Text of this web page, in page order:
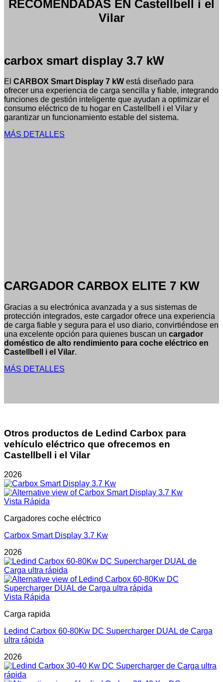
RECOMENDADAS EN Castellbell i el
Vilar
carbox smart display 3.7 kW
El CARBOX Smart Display 7 kW está diseñado para
ofrecer una experiencia de carga sencilla y fiable, integrando
funciones de gestión inteligente que ayudan a optimizar el
consumo eléctrico de tu hogar en Castellbell i el Vilar y
garantizar un funcionamiento estable del sistema.
MÁS DETALLES
CARGADOR CARBOX ELITE 7 KW
Gracias a su electrónica avanzada y a sus sistemas de
protección integrados, este cargador ofrece una experiencia
de carga fiable y segura para el uso diario, convirtiéndose en
una excelente opción para quienes buscan un cargador
doméstico de alto rendimiento para coche eléctrico en
Castellbell i el Vilar.
MÁS DETALLES
Otros productos de Ledind Carbox para
vehículo eléctrico que ofrecemos en
Castellbell i el Vilar
2026
Vista Rápida
Cargadores coche eléctrico
Carbox Smart Display 3.7 Kw
2026
Vista Rápida
Carga rapida
Ledind Carbox 60-80Kw DC Supercharger DUAL de Carga
ultra rápida
2026